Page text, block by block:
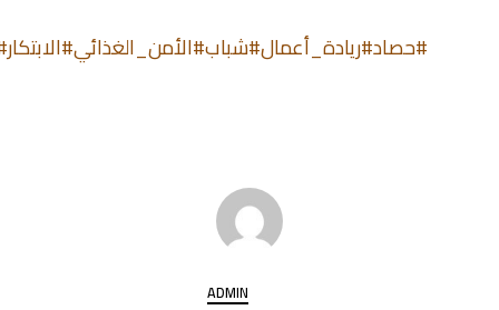
#حصاد#ريادة_أعمال#شباب#الأمن_الغذائي#الابتكار
ADMIN